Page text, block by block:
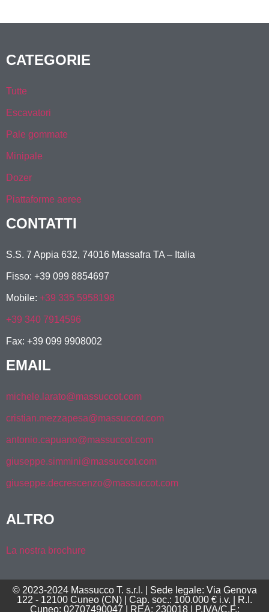
CATEGORIE
Tutte
Escavatori
Pale gommate
Minipale
Dozer
Piattaforme aeree
CONTATTI
S.S. 7 Appia 632, 74016 Massafra TA – Italia
Fisso: +39 099 8854697
Mobile: +39 335 5958198
+39 340 7914596
Fax: +39 099 9908002
EMAIL
michele.larato@massuccot.com
cristian.mezzapesa@massuccot.com
antonio.capuano@massuccot.com
giuseppe.simmini@massuccot.com
giuseppe.decrescenzo@massuccot.com
ALTRO
La nostra brochure
© 2023-2024 Massucco T. s.r.l. | Sede legale: Via Genova
122 - 12100 Cuneo (CN) | Cap. soc.: 100.000 € i.v. | R.I.
Cuneo: 02707490047 | REA: 230018 | P.IVA/C.F.: